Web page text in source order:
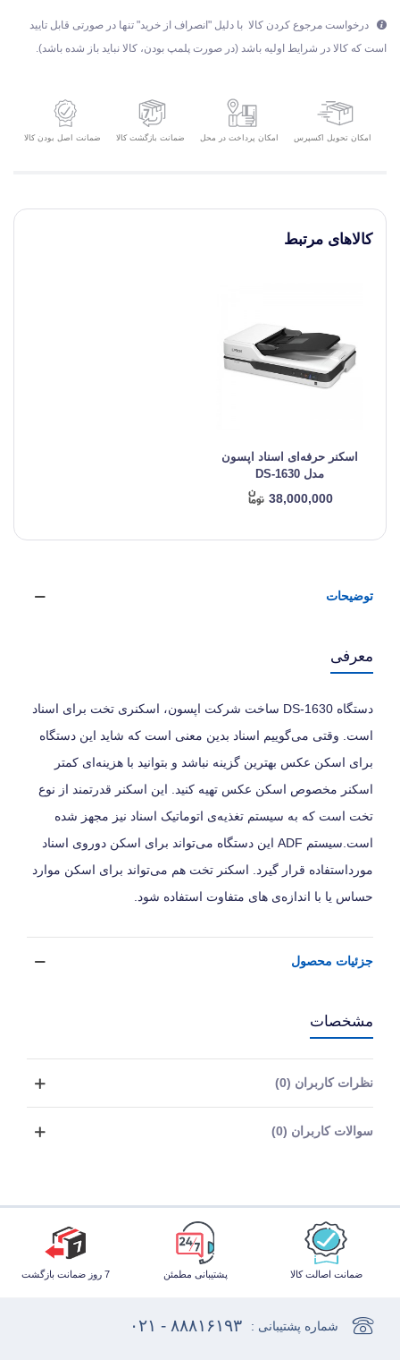
درخواست مرجوع کردن کالا با دلیل "انصراف از خرید" تنها در صورتی قابل تایید
است که کالا در شرایط اولیه باشد (در صورت پلمپ بودن، کالا نباید باز شده باشد).
امکان تحویل اکسپرس امکان پرداخت در محل ضمانت بازگشت کالا ضمانت اصل بودن کالا
کالاهای مرتبط
اسکنر حرفه‌‌ای اسناد اپسون
مدل DS-1630
38,000,000
توضیحات
معرفی
دستگاه DS-1630 ساخت شرکت اپسون، اسکنری تخت برای اسناد
است. وقتی می‌گوییم اسناد بدین معنی است که شاید این دستگاه
برای اسکن عکس بهترین گزینه نباشد و بتوانید با هزینه‌ای کمتر
اسکنر مخصوص اسکن عکس تهیه کنید. این اسکنر قدرتمند از نوع
تخت است که به سیستم تغذیه‌ی اتوماتیک اسناد نیز مجهز شده
است.سیستم ADF این دستگاه می‌تواند برای اسکن دوروی اسناد
مورداستفاده قرار گیرد. اسکنر تخت هم می‌تواند برای اسکن موارد
حساس یا با اندازه‌ی های متفاوت استفاده شود.
جزئیات محصول
مشخصات
نظرات کاربران (0)
سوالات کاربران (0)
ضمانت اصالت کالا پشتیبانی مطمئن 7 روز ضمانت بازگشت
شماره پشتیبانی : ۸۸۸۱۶۱۹۳ - ۰۲۱